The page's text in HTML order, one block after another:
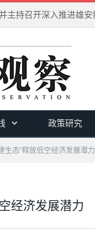
政策研究
生态”释放低空经济发展潜力
经济发展潜力